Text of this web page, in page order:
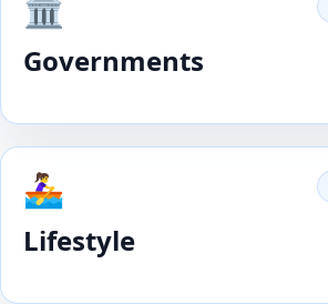
🏛️
Governments
🚣‍♀️
Lifestyle